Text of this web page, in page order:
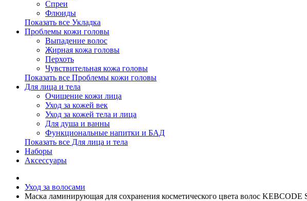
Спреи
Флюиды
Показать все Укладка
Проблемы кожи головы
Выпадение волос
Жирная кожа головы
Перхоть
Чувствительная кожа головы
Показать все Проблемы кожи головы
Для лица и тела
Очищение кожи лица
Уход за кожей век
Уход за кожей тела и лица
Для душа и ванны
Функциональные напитки и БАД
Показать все Для лица и тела
Наборы
Аксессуары
Уход за волосами
Маска ламинирующая для сохранения косметического цвета волос KEBCODE